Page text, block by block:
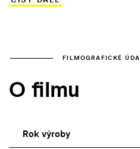
představuje mezinárodní
spolupracovníky…
FILMOGRAFICKÉ
O filmu
Rok výroby